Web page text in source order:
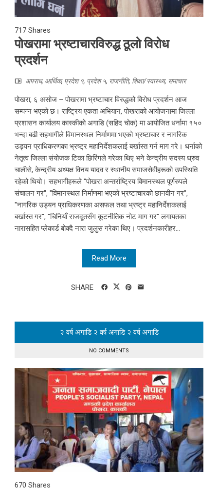
717 Shares
पोखरामा भ्रष्टाचारविरुद्ध ठूलो विरोध
प्रदर्शन
अपराध, आर्थिक, प्रदेश १, प्रदेश ५, राजनीति, शिक्षा/स्वास्थ्य, समाचार
पोखरा, ६ असोज – पोखरामा भ्रष्टाचार विरुद्धको विरोध प्रदर्शन आज
सम्पन्न भएको छ। राष्ट्रिय एकता अभियान, पोखराको आयोजनामा जिल्ला
प्रशासन कार्यालय कास्कीको अगाडि (सहिद चोक) मा आयोजित धर्नामा १५०
भन्दा बढी सहभागीले विमानस्थल निर्माणमा भएको भ्रष्टाचार र नागरिक
उड्यन प्राधिकरणका भ्रष्ट्र महानिर्देशकलाई बर्खास्त गर्न माग गरे। धर्नाको
नेतृत्व जिल्ला संयोजक टिका छिरिंगले गरेका थिए भने केन्द्रीय सदस्य ध्रुव
चालीसे, केन्द्रीय अध्यक्ष विनय यादव र स्थानीय समाजसेवीहरूको उपस्थिति
रहेको थियो। सहभागीहरूले "पोखरा अन्तर्राष्ट्रिय विमानस्थल पूर्णरुपले
संचालन गर", "विमानस्थल निर्माणमा भएको भ्रष्टाचारको छानवीन गर",
"नागरिक उड्यन प्राधिकरणका असफल तथा भ्रष्ट्र महानिर्देशकलाई
बर्खास्त गर", "चिनियाँ राजदूतसँग कूटनीतिक नोट माग गर" लगायतका
नारासहित प्लेकार्ड बोक्दै नारा जुलुस गरेका थिए। प्रदर्शनकारीहर...
Read More
SHARE
२ वर्ष अगाडि २ वर्ष अगाडि २ वर्ष अगाडि
NO COMMENTS
670 Shares